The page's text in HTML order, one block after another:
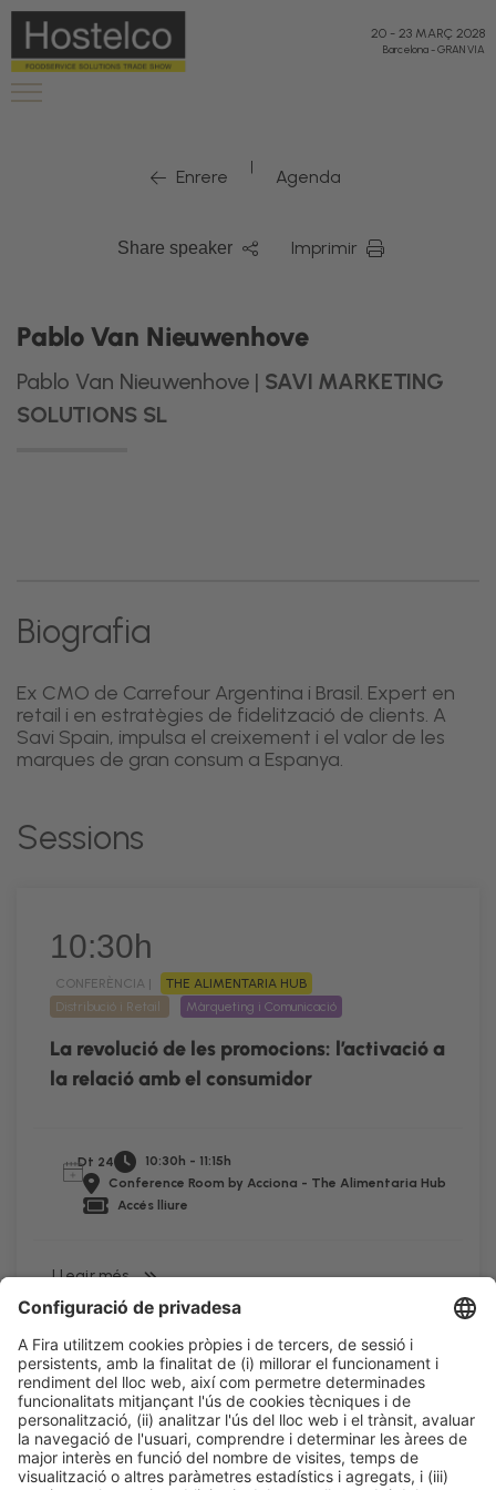
20 - 23 MARÇ 2028
Barcelona-GRAN VIA
Enrere | Agenda
Share speaker Imprimir
Pablo Van Nieuwenhove
Pablo Van Nieuwenhove | SAVI MARKETING
SOLUTIONS SL
Biografia
Ex CMO de Carrefour Argentina i Brasil. Expert en
retail i en estratègies de fidelització de clients. A
Savi Spain, impulsa el creixement i el valor de les
marques de gran consum a Espanya.
Sessions
10:30h
CONFERÈNCIA |
THE ALIMENTARIA HUB
Distribució i Retail
Màrqueting i Comunicació
La revolució de les promocions: l’activació a
la relació amb el consumidor
Dt 24
10:30h - 11:15h
Conference Room by Acciona - The Alimentaria Hub
Accés lliure
LLegir més